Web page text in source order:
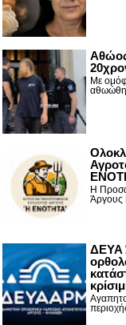
Αθώος
Με
Η
ΔΕΥΑ